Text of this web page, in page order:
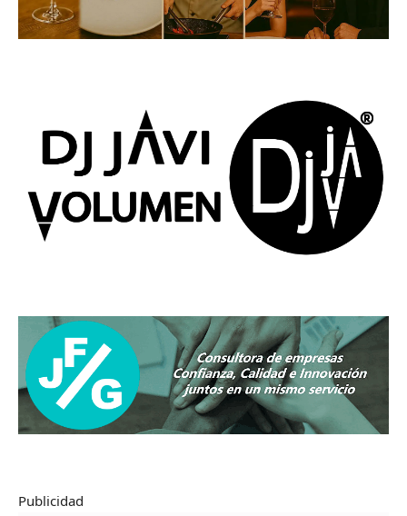
Publicidad